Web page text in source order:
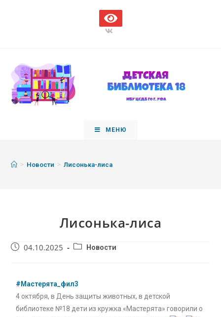
МЕНЮ
> Новости > Лисонька-лиса
Лисонька-лиса
04.10.2025 Новости
#Мастерята_фил3
4 октября, в День защиты животных, в детской
библиотеке №18 дети из кружка «Мастерята» говорили о